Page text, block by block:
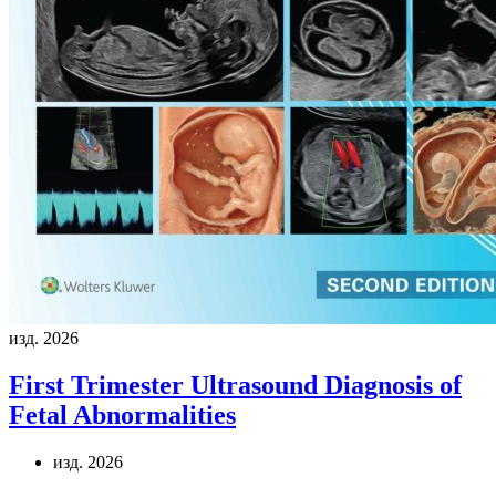
изд. 2026
First Trimester Ultrasound Diagnosis of
Fetal Abnormalities
изд. 2026